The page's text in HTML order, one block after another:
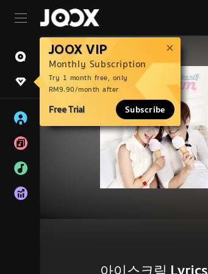
JOOX VIP
Monthly Subscription
Try 1 month free, only
RM9.90/month after
Free Trial Subscribe